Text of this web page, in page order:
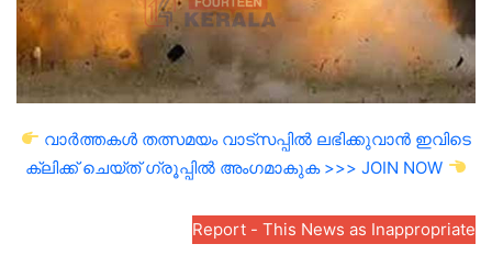
വാർത്തകൾ തത്സമയം വാട്സപ്പിൽ ലഭിക്കുവാൻ ഇവിടെ
ക്ലിക്ക് ചെയ്ത് ഗ്രൂപ്പിൽ അംഗമാകുക >>> JOIN NOW
Report - This News as Inappropriate